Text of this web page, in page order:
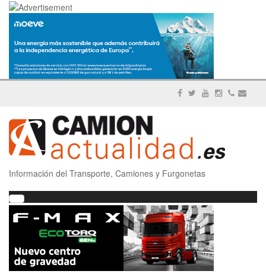
Información del Transporte, Camiones y Furgonetas